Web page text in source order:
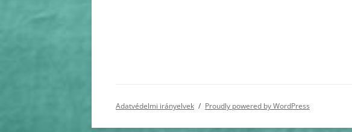
Adatvédelmi irányelvek Proudly powered by WordPress